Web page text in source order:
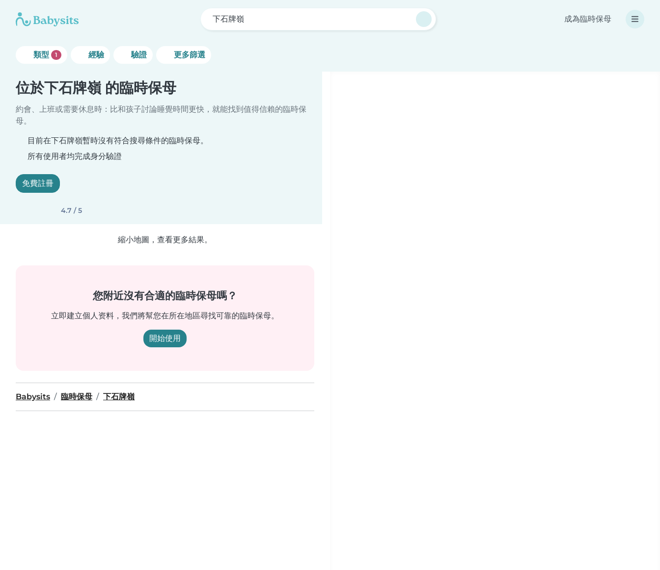
下石牌嶺 成為臨時保母
類型 1 經驗 驗證 更多篩選
位於下石牌嶺 的臨時保母
約會、上班或需要休息時：比和孩子討論睡覺時間更快，就能找到值得信賴的臨時保
母。
目前在下石牌嶺暫時沒有符合搜尋條件的臨時保母。
所有使用者均完成身分驗證
免費註冊
4.7 / 5
縮小地圖，查看更多結果。
您附近沒有合適的臨時保母嗎？
立即建立個人资料，我們將幫您在所在地區尋找可靠的臨時保母。
開始使用
Babysits 臨時保母 下石牌嶺